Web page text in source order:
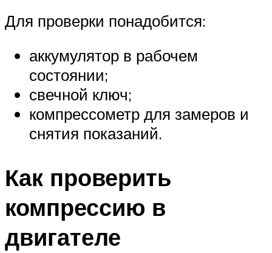
Для проверки понадобится:
аккумулятор в рабочем
состоянии;
свечной ключ;
компрессометр для замеров и
снятия показаний.
Как проверить
компрессию в
двигателе